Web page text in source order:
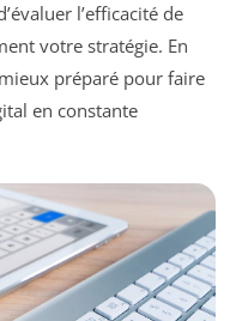
l’efficacité de
votre stratégie. En
préparé pour faire
en constante